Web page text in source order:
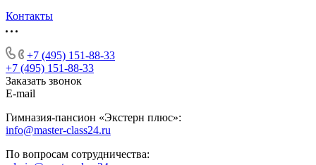
Контакты
+7 (495) 151-88-33
+7 (495) 151-88-33
Заказать звонок
E-mail
Гимназия-пансион «Экстерн плюс»:
info@master-class24.ru
По вопросам сотрудничества: